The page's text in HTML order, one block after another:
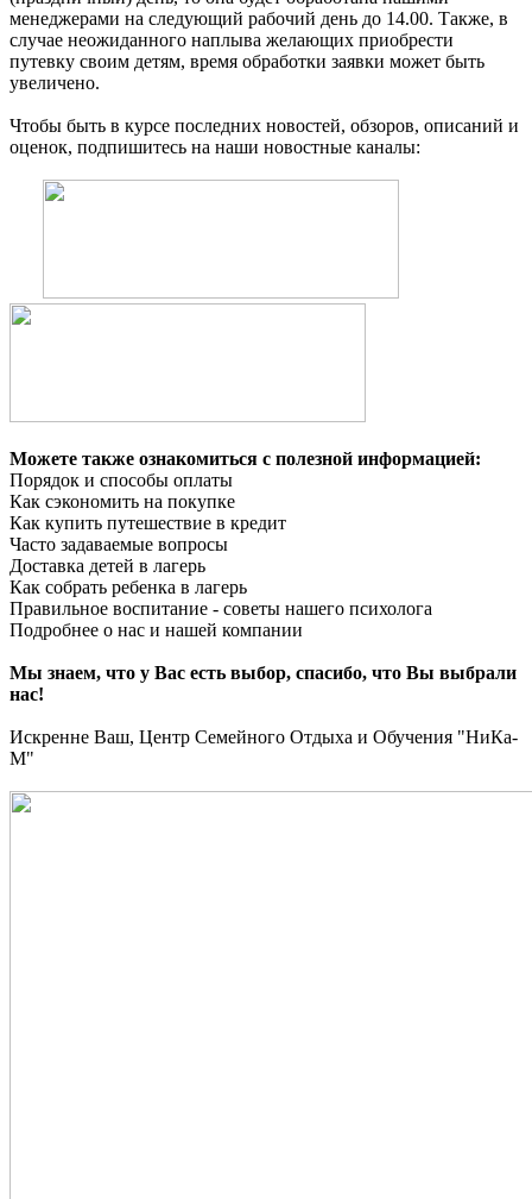
менеджерами на следующий рабочий день до 14.00. Также, в
случае неожиданного наплыва желающих приобрести
путевку своим детям, время обработки заявки может быть
увеличено.
Чтобы быть в курсе последних новостей, обзоров, описаний и
оценок, подпишитесь на наши новостные каналы:
Можете также ознакомиться с полезной информацией:
Порядок и способы оплаты
Как сэкономить на покупке
Как купить путешествие в кредит
Часто задаваемые вопросы
Доставка детей в лагерь
Как собрать ребенка в лагерь
Правильное воспитание - советы нашего психолога
Подробнее о нас и нашей компании
Мы знаем, что у Вас есть выбор, спасибо, что Вы выбрали
нас!
Искренне Ваш, Центр Семейного Отдыха и Обучения "НиКа-
М"